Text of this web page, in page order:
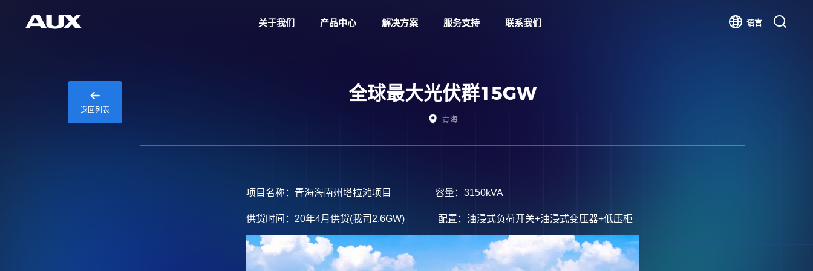
关于我们 产品中心 解决方案 服务支持 联系我们 语言
返回列表
全球最大光伏群15GW
青海
项目名称：青海海南州塔拉滩项目 容量： 3150kVA
供货时间： 20年4月供货(我司2.6GW) 配置： 油浸式负荷开关+油浸式变压器+低压柜